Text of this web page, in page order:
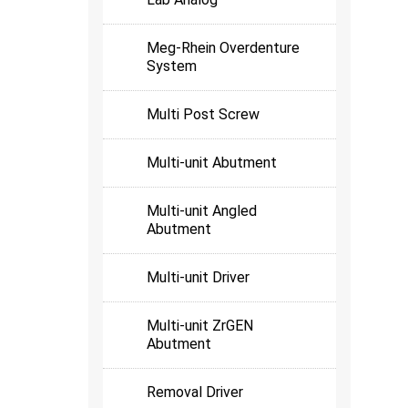
Meg-Rhein Overdenture
System
Multi Post Screw
Multi-unit Abutment
Multi-unit Angled
Abutment
Multi-unit Driver
Multi-unit ZrGEN
Abutment
Removal Driver